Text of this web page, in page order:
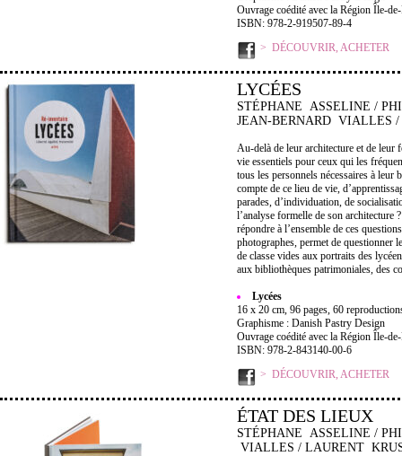
Ouvrage coédité avec la Région Île-
ISBN: 978-2-919507-89-4
DÉCOUVRIR, ACHETER
LYCÉES
STÉPHANE ASSELINE /
JEAN-BERNARD VIALLES
Au-delà de leur architecture et de leur
vie essentiels pour ceux qui les
tous les personnels nécessaires à
compte de ce lieu de vie,
parades, d’individuation, de
l’analyse formelle de son architecture
répondre à l’ensemble de ces
photographes, permet de questionner
de classe vides aux portraits des
aux bibliothèques patrimoniales, des
Lycées
16 x 20 cm, 96 pages, 60
Graphisme : Danish Pastry Design
Ouvrage coédité avec la Région Île-
ISBN: 978-2-843140-00-6
DÉCOUVRIR, ACHETER
ÉTAT DES LIEUX
STÉPHANE ASSELINE /
VIALLES / LAURENT